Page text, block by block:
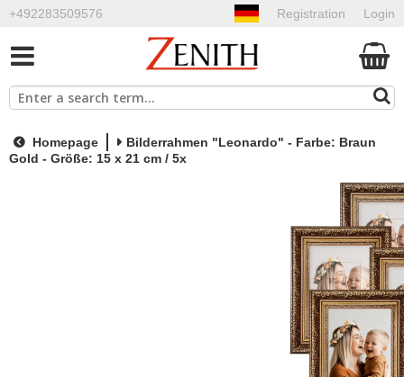
+492283509576 Login
Registration
Homepage
Bilderrahmen "Leonardo" - Farbe: Braun
Gold - Größe: 15 x 21 cm / 5x